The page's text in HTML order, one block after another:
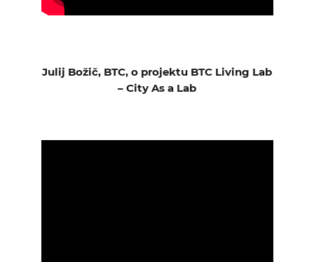
Julij Božič, BTC, o projektu BTC Living Lab
– City As a Lab